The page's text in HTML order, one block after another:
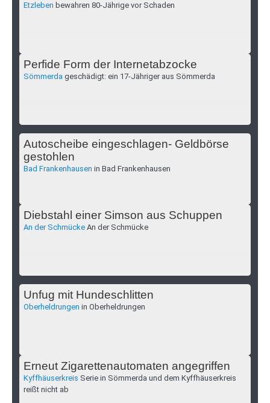
Etzleben bewahren 80-Jährige vor Schaden
Perfide Form der Internetabzocke
Sömmerda geschädigt: ein 17-Jähriger aus Sömmerda
Autoscheibe eingeschlagen- Geldbörse
gestohlen
Bad Frankenhausen in Bad Frankenhausen
Diebstahl einer Simson aus Schuppen
An der Schmücke An der Schmücke
Unfug mit Hundeschlitten
Oberheldrungen in Oberheldrungen
Erneut Zigarettenautomaten angegriffen
Kyffhäuserkreis Serie in Sömmerda und dem Kyffhäuserkreis
reißt nicht ab